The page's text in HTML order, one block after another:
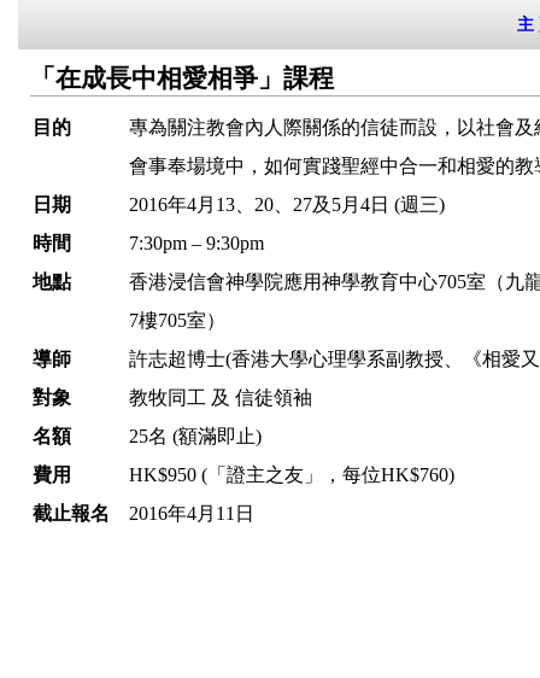
主
「在成長中相愛相爭」課程
目的
專為關注教會內人際關係的信徒而設，以社會
會事奉場境中，如何實踐聖經中合一和相愛的教
日期
2016年4月13、20、27及5月4日 (週三)
時間
7:30pm – 9:30pm
地點
香港浸信會神學院應用神學教育中心705室（九
7樓705室）
導師
許志超博士(香港大學心理學系副教授、《相愛
對象
教牧同工 及 信徒領袖
名額
25名 (額滿即止)
費用
HK$950 (「證主之友」，每位HK$760)
截止報名
2016年4月11日